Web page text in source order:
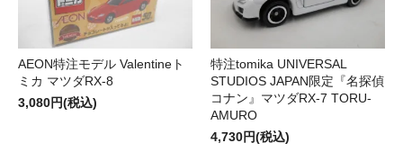
AEON特注モデル Valentineト
ミカ マツダRX-8
3,080円(税込)
特注tomika UNIVERSAL
STUDIOS JAPAN限定『名探偵
コナン』マツダRX-7 TORU-
AMURO
4,730円(税込)